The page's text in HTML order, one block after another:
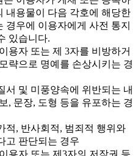
내용물이 다음 각호에 해당한
경우에 이용자에게 사전 통지
있습니다.
용자 또는 제 3자를 비방하거
략으로 명예를 손상시키는 경
서 및 미풍양속에 위반되는 내
, 문장, 도형 등을 유포하는 경
적, 반사회적, 범죄적 행위와
고 판단되는 경우
용자 또는 제3자의 저작권 등